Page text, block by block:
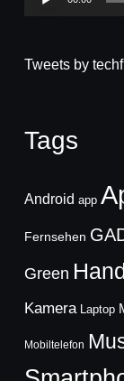
Tweets by
Tags
Android app
Fernsehen
Green
Kamera Laptop
Mobiltelefon